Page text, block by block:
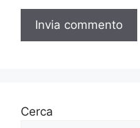
Cerca